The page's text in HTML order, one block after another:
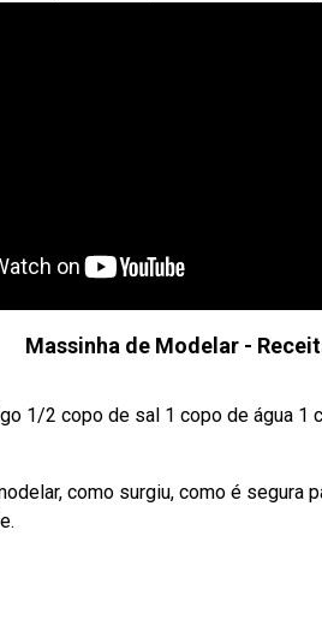
Massinha de Modelar -
1/2 copo de sal 1 copo de água 1
como surgiu, como é segura